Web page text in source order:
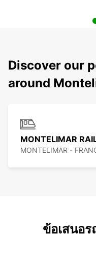
Discover our
around
MONTELIMAR
MONTELIMAR -
ข้อเสนอ